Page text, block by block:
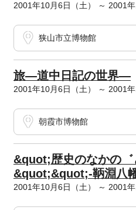
2001年10月6日（土） ～ 2001年
狭山市立博物館
旅―道中日記の世界―
2001年10月6日（土） ～ 2001年
朝霞市博物館
&quot;歴史のなかの゛
&quot;&quot;-鞆淵八
2001年10月6日（土） ～ 2001年